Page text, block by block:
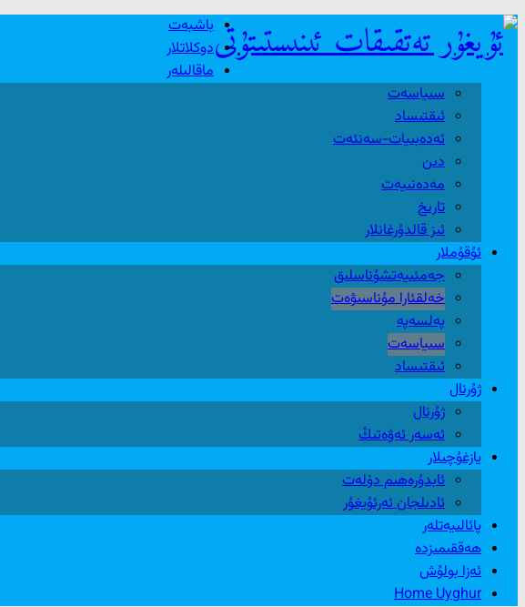
باشبەت
دوكلاتلار
ماقالىلەر
سىياسەت
ئىقتىساد
ئەدەبىيات-سەنئەت
دىن
مەدەنىيەت
تارىخ
ئىز قالدۇرغانلار
ئۇقۇملار
جەمئىيەتشۇناسلىق
خەلقئارا مۇناسىۋەت
پەلسەپە
سىياسەت
ئىقتىساد
ژۇرنال
ژۇرنال
ئەسەر ئەۋەتىڭ
يازغۇچىلار
ئابدۇرەھىم دۆلەت
ئادىلجان ئەرئۇيغۇر
پائالىيەتلەر
ھەققىمىزدە
ئەزا بولۇش
Home Uyghur